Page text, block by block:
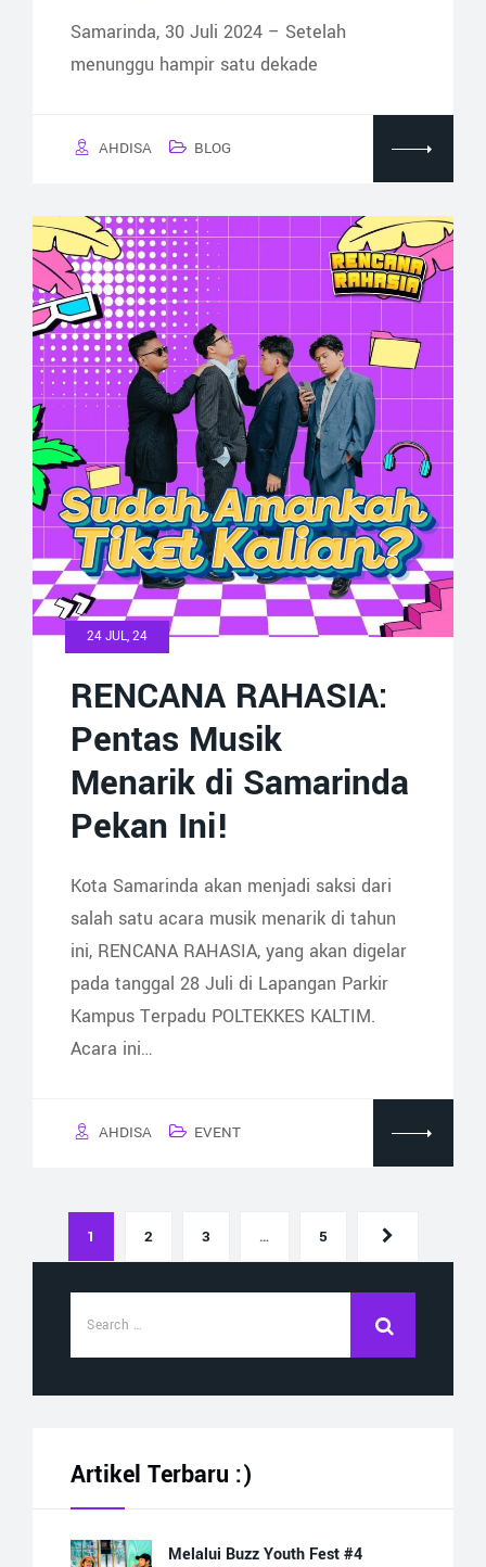
Samarinda, 30 Juli 2024 – Setelah
menunggu hampir satu dekade
AHDISA BLOG
24 JUL, 24
RENCANA RAHASIA:
Pentas Musik
Menarik di Samarinda
Pekan Ini!
Kota Samarinda akan menjadi saksi dari
salah satu acara musik menarik di tahun
ini, RENCANA RAHASIA, yang akan digelar
pada tanggal 28 Juli di Lapangan Parkir
Kampus Terpadu POLTEKKES KALTIM.
Acara ini…
AHDISA EVENT
1 2 3 … 5
Artikel Terbaru :)
Melalui Buzz Youth Fest #4